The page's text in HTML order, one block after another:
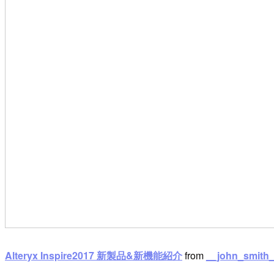
Alteryx Inspire2017 新製品&新機能紹介from